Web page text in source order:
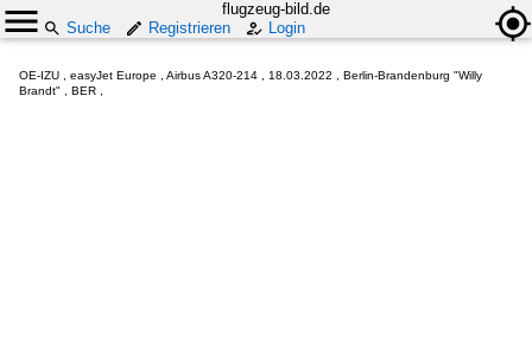
flugzeug-bild.de
Suche
Registrieren Login
OE-IZU , easyJet Europe , Airbus A320-214 , 18.03.2022 , Berlin-Brandenburg "Willy
Brandt" , BER ,